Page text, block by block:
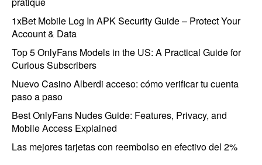
1xBet Mobile Log In APK Security Guide – Protect Your
Account & Data
Top 5 OnlyFans Models in the US: A Practical Guide for
Curious Subscribers
Nuevo Casino Alberdi acceso: cómo verificar tu cuenta
paso a paso
Best OnlyFans Nudes Guide: Features, Privacy, and
Mobile Access Explained
Las mejores tarjetas con reembolso en efectivo del 2%